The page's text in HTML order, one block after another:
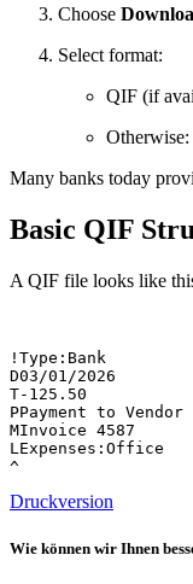
Choose
Select format:
QIF (if
Many banks today
Basic QIF
A QIF file looks like
!Type:Bank
D03/01/2026
T-125.50
PPayment to Vendor
MInvoice 4587
LExpenses:Office
^
Druckversion
Wie können wir Ihnen